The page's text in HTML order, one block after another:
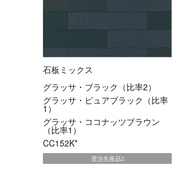
石板ミックス
グラッサ・ブラック（比率2）
グラッサ・ピュアブラック（比率
1）
グラッサ・ココナッツブラウン
（比率1）
CC152K*